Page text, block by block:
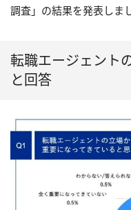
調査」の結果を発表しま
転職エージェント
と回答